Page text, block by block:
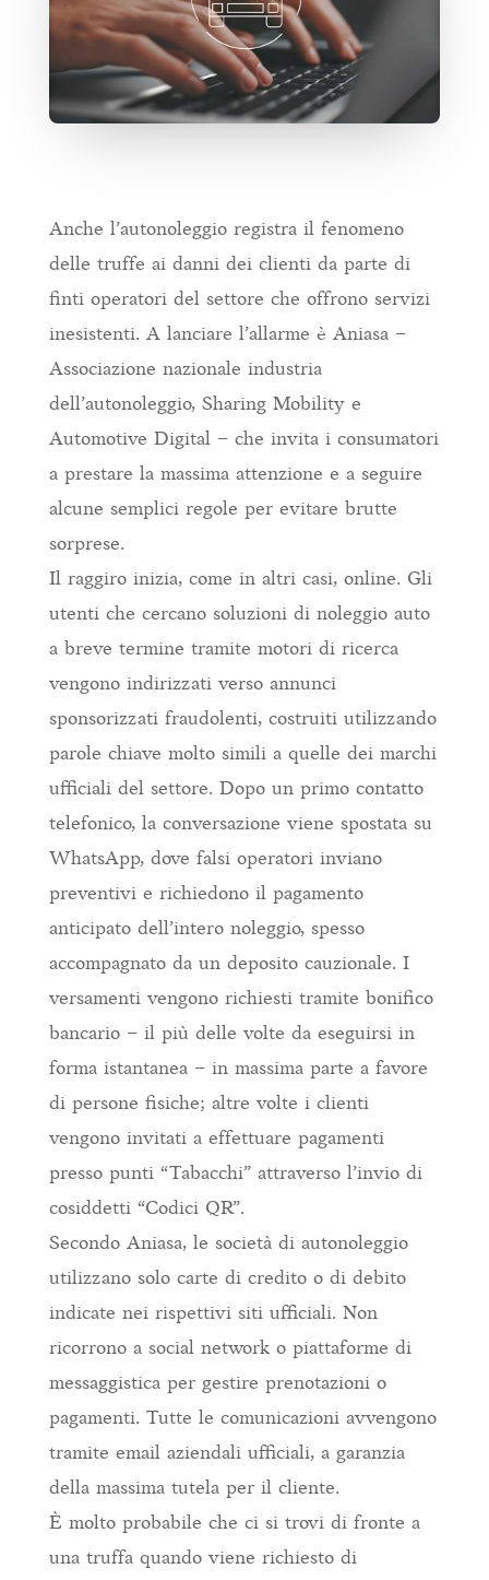
Anche l’autonoleggio registra il fenomeno
delle truffe ai danni dei clienti da parte di
finti operatori del settore che offrono servizi
inesistenti. A lanciare l’allarme è Aniasa –
Associazione nazionale industria
dell’autonoleggio, Sharing Mobility e
Automotive Digital – che invita i consumatori
a prestare la massima attenzione e a seguire
alcune semplici regole per evitare brutte
sorprese.
Il raggiro inizia, come in altri casi, online. Gli
utenti che cercano soluzioni di noleggio auto
a breve termine tramite motori di ricerca
vengono indirizzati verso annunci
sponsorizzati fraudolenti, costruiti utilizzando
parole chiave molto simili a quelle dei marchi
ufficiali del settore. Dopo un primo contatto
telefonico, la conversazione viene spostata su
WhatsApp, dove falsi operatori inviano
preventivi e richiedono il pagamento
anticipato dell’intero noleggio, spesso
accompagnato da un deposito cauzionale. I
versamenti vengono richiesti tramite bonifico
bancario – il più delle volte da eseguirsi in
forma istantanea – in massima parte a favore
di persone fisiche; altre volte i clienti
vengono invitati a effettuare pagamenti
presso punti “Tabacchi” attraverso l’invio di
cosiddetti “Codici QR”.
Secondo Aniasa, le società di autonoleggio
utilizzano solo carte di credito o di debito
indicate nei rispettivi siti ufficiali. Non
ricorrono a social network o piattaforme di
messaggistica per gestire prenotazioni o
pagamenti. Tutte le comunicazioni avvengono
tramite email aziendali ufficiali, a garanzia
della massima tutela per il cliente.
È molto probabile che ci si trovi di fronte a
una truffa quando viene richiesto di